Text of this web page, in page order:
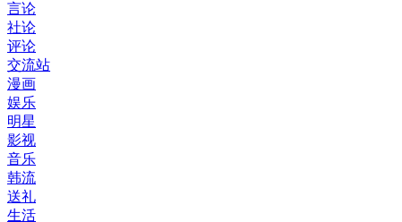
言论
社论
评论
交流站
漫画
娱乐
明星
影视
音乐
韩流
送礼
生活